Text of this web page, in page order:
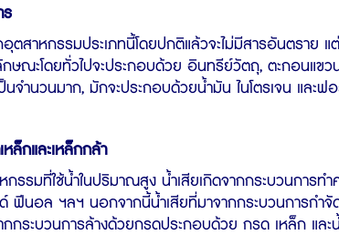
กรรมประเภทนี้โดยปกติแล้วจะไม่มีสารอันตราย แต่
ณะโดยทั่วไปจะประกอบด้วย อินทรีย์วัตถุ, ตะกอนแขว
ำนวนมาก, มักจะประกอบด้วยน้ำมัน ไนโตรเจน และฟ
ล็กและเหล็กกล้า
ใช้น้ำในปริมาณสูง น้ำเสียเกิดจากกระบวนการทำค
ด์ ฟีนอล ฯลฯ นอกจากนี้น้ำเสียที่มาจากกระบวนการก
ากกระบวนการล้างด้วยกรดประกอบด้วย กรด เหล็ก และ